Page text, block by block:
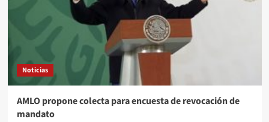
fuerte
recuperación
del
turismo
Noticias
AMLO propone colecta para encuesta de revocación de
mandato